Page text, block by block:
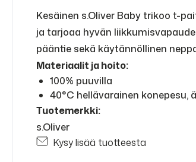
Kesäinen s.Oliver Baby trikoo t-
ja tarjoaa hyvän
pääntie sekä käytännöllinen
Materiaalit ja hoito:
100% puuvilla
40°C hellävarainen
Tuotemerkki:
s.Oliver
Kysy lisää tuotteesta